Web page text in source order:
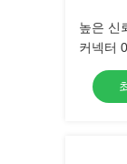
높은 신
커넥터